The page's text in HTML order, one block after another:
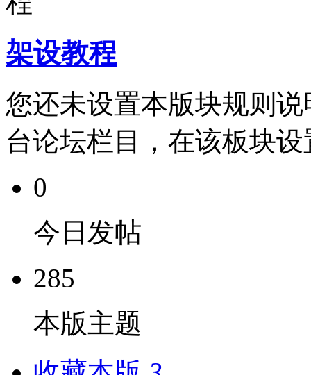
架设教程
您还未设置本版块规则
台论坛栏目，在该板块
0
今日发帖
285
本版主题